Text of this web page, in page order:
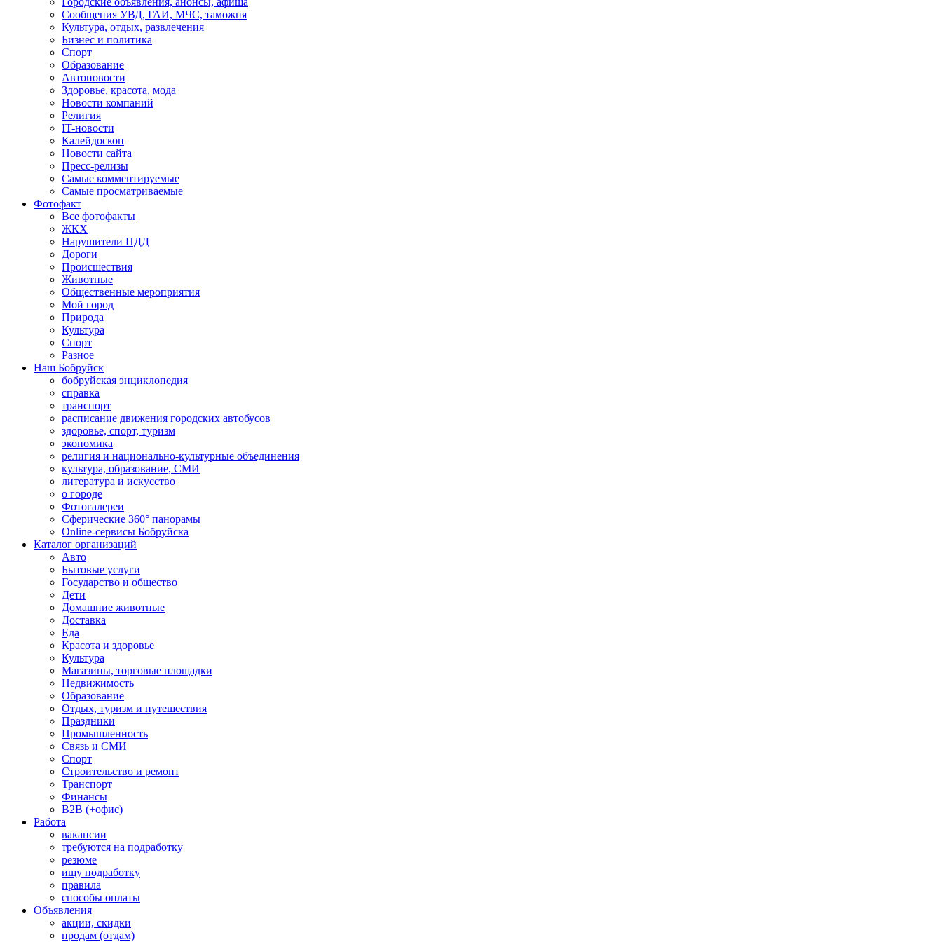
Сообщения УВД, ГАИ, МЧС, таможня
Культура, отдых, развлечения
Бизнес и политика
Спорт
Образование
Автоновости
Здоровье, красота, мода
Новости компаний
Религия
IT-новости
Калейдоскоп
Новости сайта
Пресс-релизы
Самые комментируемые
Самые просматриваемые
Фотофакт
Все фотофакты
ЖКХ
Нарушители ПДД
Дороги
Происшествия
Животные
Общественные мероприятия
Мой город
Природа
Культура
Спорт
Разное
Наш Бобруйск
бобруйская энциклопедия
справка
транспорт
расписание движения городских автобусов
здоровье, спорт, туризм
экономика
религия и национально-культурные объединения
культура, образование, СМИ
литература и искусство
о городе
Фотогалереи
Сферические 360° панорамы
Online-сервисы Бобруйска
Каталог организаций
Авто
Бытовые услуги
Государство и общество
Дети
Домашние животные
Доставка
Еда
Красота и здоровье
Культура
Магазины, торговые площадки
Недвижимость
Образование
Отдых, туризм и путешествия
Праздники
Промышленность
Связь и СМИ
Спорт
Строительство и ремонт
Транспорт
Финансы
B2B (+офис)
Работа
вакансии
требуются на подработку
резюме
ищу подработку
правила
способы оплаты
Объявления
акции, скидки
продам (отдам)